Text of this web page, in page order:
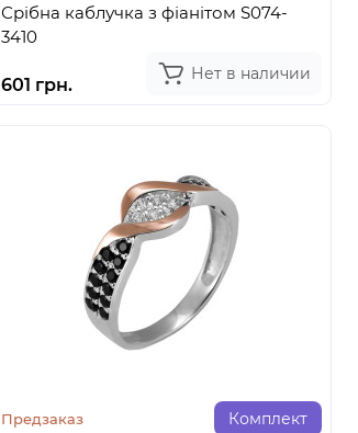
Срібна каблучка з фіанітом S074-
3410
601 грн.
Нет в наличии
Комплект
Предзаказ